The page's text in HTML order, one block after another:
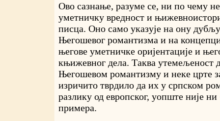
Ово сазнање, разуме се, ни по чему
уметничку вредност и
писца. Оно само указује на ону
Његошевог романтизма и на
његове уметничке оријентације и
књижевног дела. Таква утемељеност
Његошевом романтизму и неке црте
изричито тврдило да их у српском
разлику од европског, уопште није
примера.